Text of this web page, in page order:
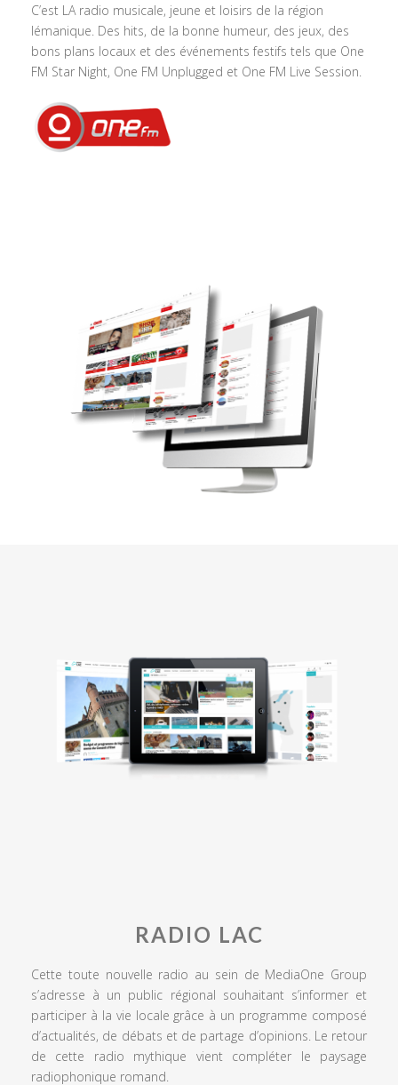
C’est LA radio musicale, jeune et loisirs de la région
lémanique. Des hits, de la bonne humeur, des jeux, des
bons plans locaux et des événements festifs tels que One
FM Star Night, One FM Unplugged et One FM Live Session.
RADIO LAC
Cette toute nouvelle radio au sein de MediaOne Group
s’adresse à un public régional souhaitant s’informer et
participer à la vie locale grâce à un programme composé
d’actualités, de débats et de partage d’opinions. Le retour
de cette radio mythique vient compléter le paysage
radiophonique romand.